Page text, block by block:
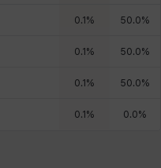
피올로 하트
히스이
0.1 % 50.0%
0.1 % 50.0%
0.1 % 50.0%
0.1 % 0.0%